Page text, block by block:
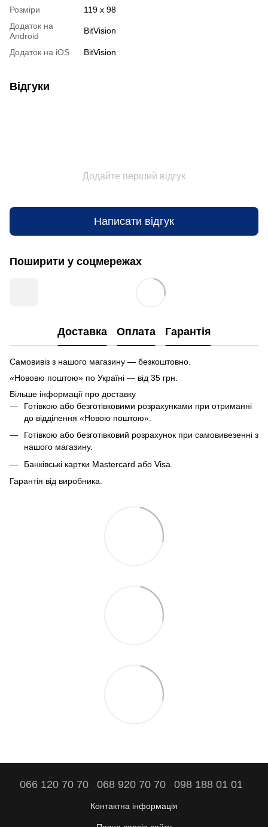
Розміри
119 x 98
Додаток на
Android
BitVision
Додаток на iOS BitVision
Відгуки
Додайте перший відгук
Написати відгук
Поширити у соцмережах
Доставка Оплата Гарантія
Самовивіз з нашого магазину — безкоштовно.
«Нововю поштою» по Україні — від 35 грн.
Більше інформації про доставку
Готівкою або безготівковими розрахунками при отриманні
до відділення «Новою поштою».
Готівкою або безготівковий розрахунок при самовивезенні з
нашого магазину.
Банківські картки Mastercard або Visa.
Гарантія від виробника.
066 120 70 70 068 920 70 70 098 188 01 01
Контактна інформація